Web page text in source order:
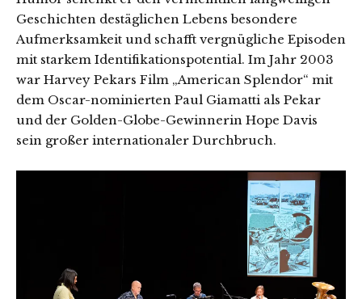
Geschichten destäglichen Lebens besondere
Aufmerksamkeit und schafft vergnügliche Episoden
mit starkem Identifikationspotential. Im Jahr 2003
war Harvey Pekars Film „American Splendor“ mit
dem Oscar-nominierten Paul Giamatti als Pekar
und der Golden-Globe-Gewinnerin Hope Davis
sein großer internationaler Durchbruch.